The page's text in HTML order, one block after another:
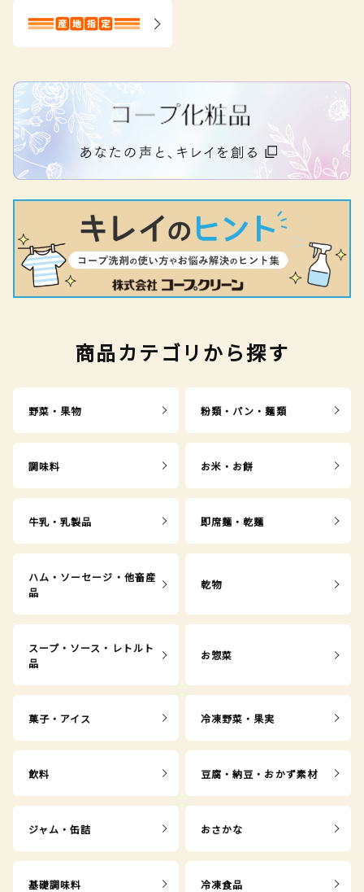
商品カテゴリから探す
野菜・果物 粉類・パン・麺類
調味料 お米・お餅
牛乳・乳製品 即席麺・乾麺
ハム・ソーセージ・他畜産
品
乾物
スープ・ソース・レトルト
品
お惣菜
菓子・アイス 冷凍野菜・果実
飲料 豆腐・納豆・おかず素材
ジャム・缶詰 おさかな
基礎調味料 冷凍食品